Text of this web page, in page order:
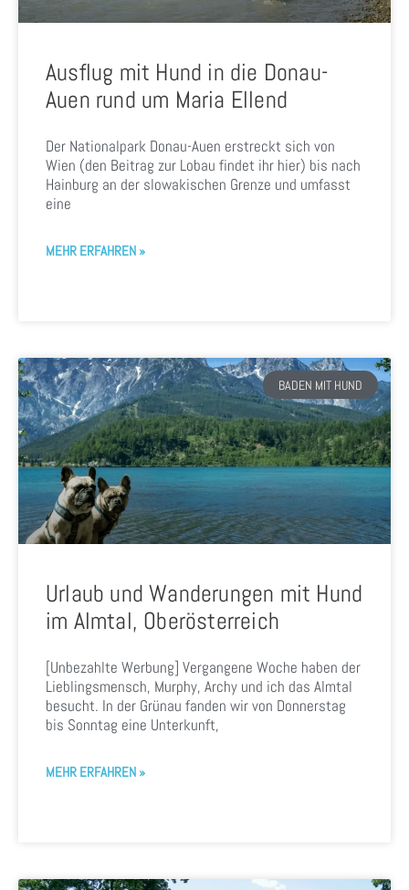
Ausflug mit Hund in die Donau-
Auen rund um Maria Ellend
Der Nationalpark Donau-Auen erstreckt sich von
Wien (den Beitrag zur Lobau findet ihr hier) bis nach
Hainburg an der slowakischen Grenze und umfasst
eine
MEHR ERFAHREN »
BADEN MIT HUND
Urlaub und Wanderungen mit Hund
im Almtal, Oberösterreich
[Unbezahlte Werbung] Vergangene Woche haben der
Lieblingsmensch, Murphy, Archy und ich das Almtal
besucht. In der Grünau fanden wir von Donnerstag
bis Sonntag eine Unterkunft,
MEHR ERFAHREN »